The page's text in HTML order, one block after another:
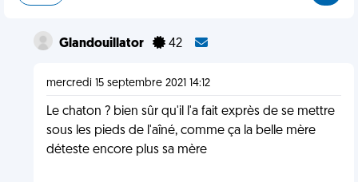
Glandouillator 42
mercredi 15 septembre 2021 14:12
Le chaton ? bien sûr qu'il l'a fait exprès de se mettre
sous les pieds de l'aîné, comme ça la belle mère
déteste encore plus sa mère